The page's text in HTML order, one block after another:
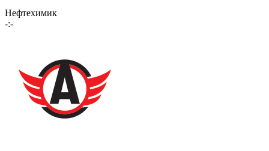
Нефтехимик
-:-